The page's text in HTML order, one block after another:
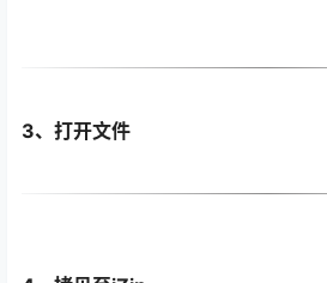
3、打开文件